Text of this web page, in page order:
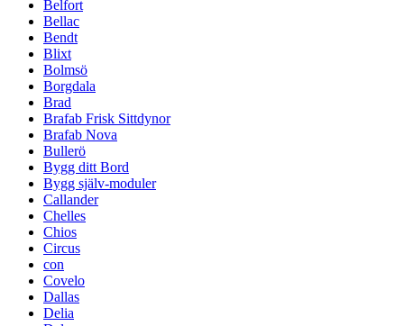
Belfort
Bellac
Bendt
Blixt
Bolmsö
Borgdala
Brad
Brafab Frisk Sittdynor
Brafab Nova
Bullerö
Bygg ditt Bord
Bygg själv-moduler
Callander
Chelles
Chios
Circus
con
Covelo
Dallas
Delia